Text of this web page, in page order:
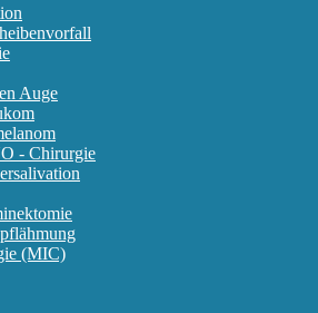
Auge
- Chirurgie
(MIC)